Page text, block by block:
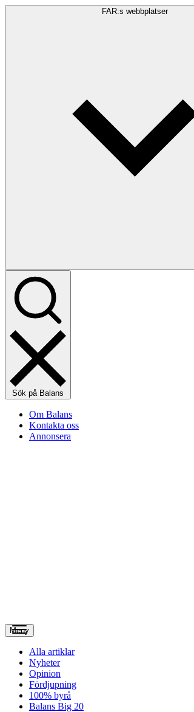
FAR:s webbplatser
Sök på Balans
Om Balans
Kontakta oss
Annonsera
Meny
Alla artiklar
Nyheter
Opinion
Fördjupning
100% byrå
Balans Big 20